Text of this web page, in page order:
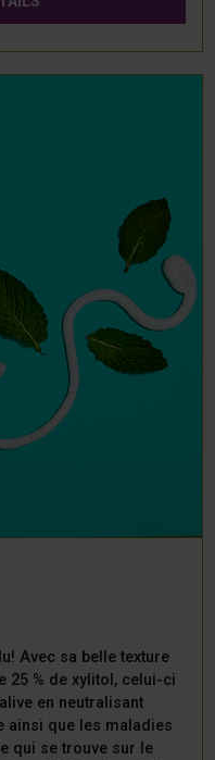
Avec sa belle texture
25 % de xylitol, celui-ci
en neutralisant
ainsi que les maladies
qui se trouve sur le